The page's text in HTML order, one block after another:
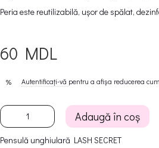
Peria este reutilizabilă, ușor de spălat,
60 MDL
% Autentificați-vă pentru a afișa reducerea
Adaugă în coș
Pensulă unghiulară LASH SECRET